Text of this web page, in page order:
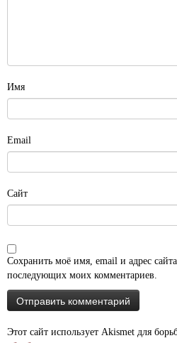
Имя
Email
Сайт
Сохранить моё имя, email и адрес
последующих моих комментариев.
Этот сайт использует Akismet для